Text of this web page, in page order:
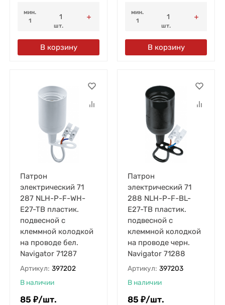
мин.
1
шт.
В корзину
мин.
1
шт.
В корзину
Патрон
электрический 71
287 NLH-P-F-WH-
E27-TB пластик.
подвесной с
клеммной колодкой
на проводе бел.
Navigator 71287
Артикул: 397202
В наличии
85 ₽/шт.
Патрон
электрический 71
288 NLH-P-F-BL-
E27-TB пластик.
подвесной с
клеммной колодкой
на проводе черн.
Navigator 71288
Артикул: 397203
В наличии
85 ₽/шт.